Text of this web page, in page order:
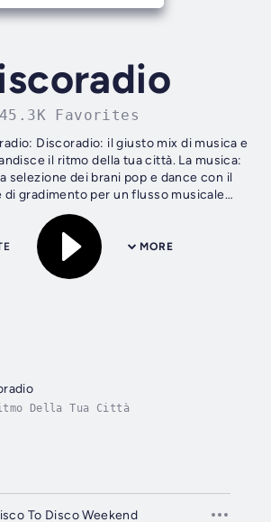
45.3K Favorites
Discoradio: il giusto mix di musica e
il ritmo della tua città. La musica:
selezione dei brani pop e dance con il
di gradimento per un flusso musicale
composto dalle hit...
MORE
Della Tua Città
To Disco Weekend